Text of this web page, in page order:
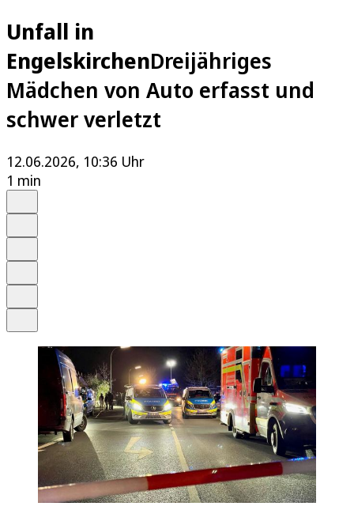
Unfall in
EngelskirchenDreijähriges
Mädchen von Auto erfasst und
schwer verletzt
12.06.2026, 10:36 Uhr
1 min